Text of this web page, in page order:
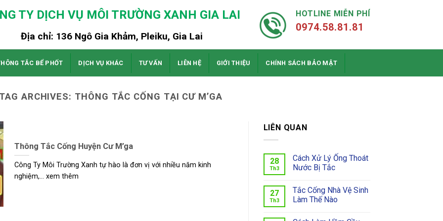
TY DỊCH VỤ MÔI TRƯỜNG XANH GIA LAI
Địa chỉ: 136 Ngô Gia Khảm, Pleiku, Gia Lai
HOTLINE MIỄN PHÍ
0974.58.81.81
TẮC BỂ PHỐT DỊCH VỤ KHÁC TƯ VẤN LIÊN HỆ GIỚI THIỆU CHÍNH SÁCH BẢO MẬT
TAG ARCHIVES: THÔNG TẮC CỐNG TẠI CƯ M’GA
Thông Tắc Cống Huyện Cư M’ga
Công Ty Môi Trường Xanh tự hào là đơn vị với nhiều năm kinh
nghiệm,... xem thêm
LIÊN QUAN
28
Th3
Cách Xử Lý Ống Thoát
Nước Bị Tắc
27
Th3
Tắc Cống Nhà Vệ Sinh
Làm Thế Nào